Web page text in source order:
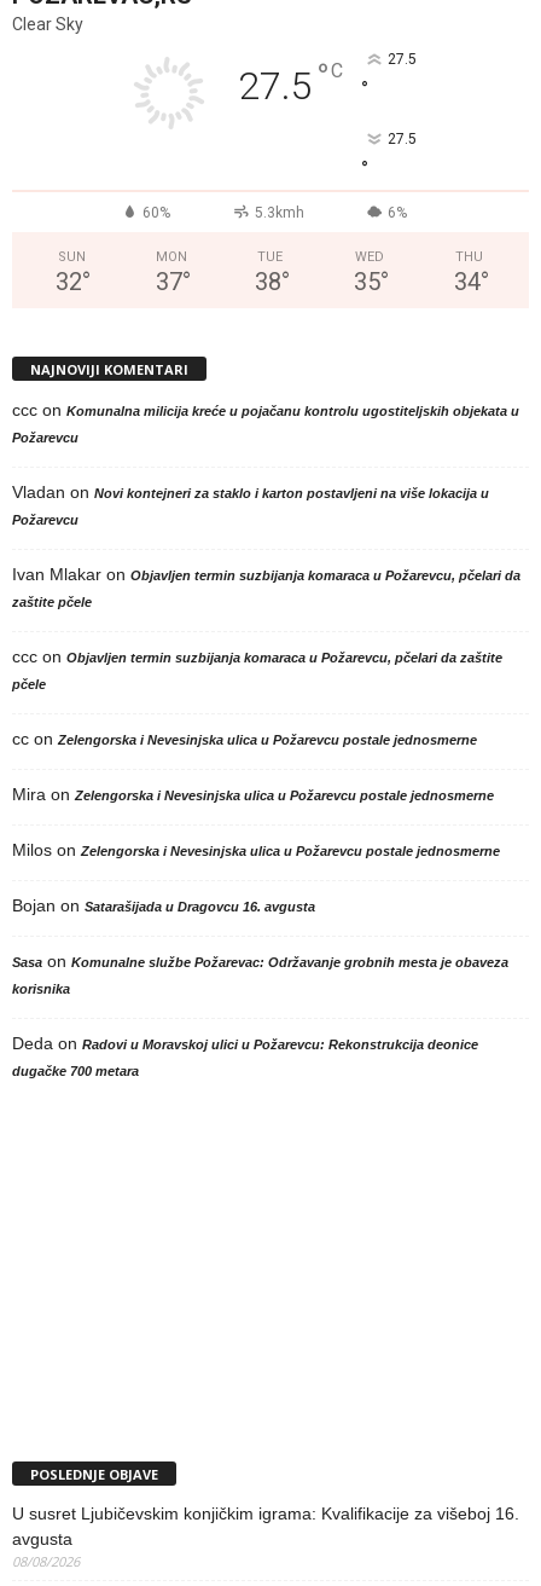
Clear Sky
27.5 °C 27.5
°
27.5
°
60% 5.3kmh 6%
SUN
32°
MON
37°
TUE
38°
WED
35°
THU
34°
NAJNOVIJI KOMENTARI
ccc on Komunalna milicija kreće u pojačanu kontrolu ugostiteljskih objekata u
Požarevcu
Vladan on Novi kontejneri za staklo i karton postavljeni na više lokacija u
Požarevcu
Ivan Mlakar on Objavljen termin suzbijanja komaraca u Požarevcu, pčelari da
zaštite pčele
ccc on Objavljen termin suzbijanja komaraca u Požarevcu, pčelari da zaštite
pčele
cc onZelengorska i Nevesinjska ulica u Požarevcu postale jednosmerne
Mira onZelengorska i Nevesinjska ulica u Požarevcu postale jednosmerne
Milos onZelengorska i Nevesinjska ulica u Požarevcu postale jednosmerne
Bojan on Satarašijada u Dragovcu 16. avgusta
Sasa on Komunalne službe Požarevac: Održavanje grobnih mesta je obaveza
korisnika
Deda on Radovi u Moravskoj ulici u Požarevcu: Rekonstrukcija deonice
dugačke 700 metara
POSLEDNJE OBJAVE
U susret Ljubičevskim konjičkim igrama: Kvalifikacije za višeboj 16.
avgusta
08/08/2026